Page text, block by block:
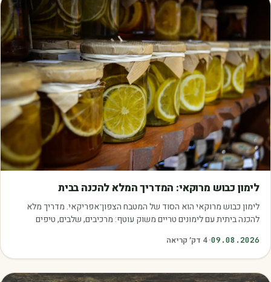
לימון כבוש מרוקאי: המדריך המלא להכנה בבית
לימון כבוש מרוקאי הוא הסוד של המטבח הצפון־אפריקאי. מדריך מלא
להכנה ביתית עם לימונים טריים משוק עוטף: מרכיבים, שלבים, טיפים
09.08.2026
·
4 דק׳ קריאה